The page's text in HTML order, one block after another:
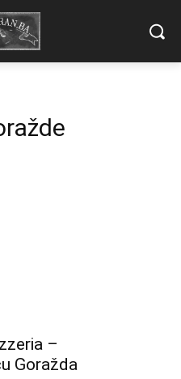
–
Goražda